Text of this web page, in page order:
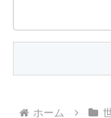
ホーム